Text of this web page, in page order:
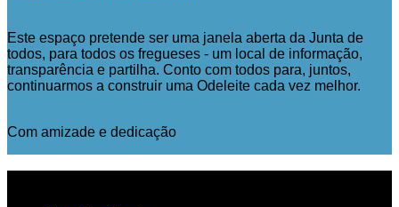
Este espaço pretende ser uma janela aberta da Junta de
todos, para todos os fregueses - um local de informação,
transparência e partilha. Conto com todos para, juntos,
continuarmos a construir uma Odeleite cada vez melhor.
Com amizade e dedicação